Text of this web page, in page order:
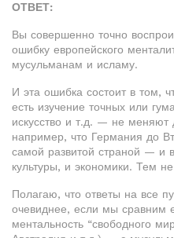
ОТВЕТ:
Вы совершенно точно
ошибку европейского
мусульманам и исламу.
И эта ошибка состоит в том,
есть изучение точных или
искусство и т.д. — не меняют
например, что Германия до
самой развитой страной — и
культуры, и экономики. Тем
Полагаю, что ответы на все
очевиднее, если мы сравним
ментальность “свободного